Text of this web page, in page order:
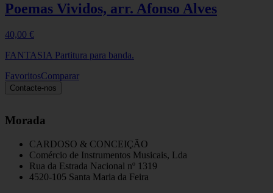
Poemas Vividos, arr. Afonso Alves
40,00 €
FANTASIA Partitura para banda.
FavoritosComparar
Contacte-nos
Morada
CARDOSO & CONCEIÇÃO
Comércio de Instrumentos Musicais, Lda
Rua da Estrada Nacional nº 1319
4520-105 Santa Maria da Feira